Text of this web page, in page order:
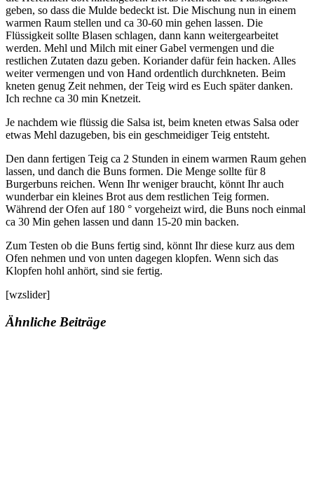
geben, so dass die Mulde bedeckt ist. Die Mischung nun in einem
warmen Raum stellen und ca 30-60 min gehen lassen. Die
Flüssigkeit sollte Blasen schlagen, dann kann weitergearbeitet
werden. Mehl und Milch mit einer Gabel vermengen und die
restlichen Zutaten dazu geben. Koriander dafür fein hacken. Alles
weiter vermengen und von Hand ordentlich durchkneten. Beim
kneten genug Zeit nehmen, der Teig wird es Euch später danken.
Ich rechne ca 30 min Knetzeit.
Je nachdem wie flüssig die Salsa ist, beim kneten etwas Salsa oder
etwas Mehl dazugeben, bis ein geschmeidiger Teig entsteht.
Den dann fertigen Teig ca 2 Stunden in einem warmen Raum gehen
lassen, und danch die Buns formen. Die Menge sollte für 8
Burgerbuns reichen. Wenn Ihr weniger braucht, könnt Ihr auch
wunderbar ein kleines Brot aus dem restlichen Teig formen.
Während der Ofen auf 180 ° vorgeheizt wird, die Buns noch einmal
ca 30 Min gehen lassen und dann 15-20 min backen.
Zum Testen ob die Buns fertig sind, könnt Ihr diese kurz aus dem
Ofen nehmen und von unten dagegen klopfen. Wenn sich das
Klopfen hohl anhört, sind sie fertig.
[wzslider]
Ähnliche Beiträge